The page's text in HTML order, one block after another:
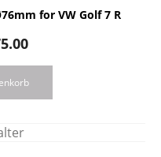
for VW Golf 7 R